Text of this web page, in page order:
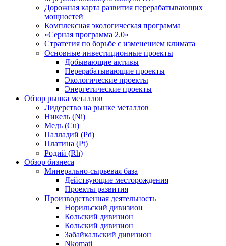
Дорожная карта развития перерабатывающих
мощностей
Комплексная экологическая программа
«Серная программа 2.0»
Стратегия по борьбе с изменением климата
Основные инвестиционные проекты
Добывающие активы
Перерабатывающие проекты
Экологические проекты
Энергетические проекты
Обзор рынка металлов
Лидерство на рынке металлов
Никель (Ni)
Медь (Cu)
Палладий (Pd)
Платина (Pt)
Родий (Rh)
Обзор бизнеса
Минерально-сырьевая база
Действующие месторождения
Проекты развития
Производственная деятельность
Норильский дивизион
Кольский дивизион
Кольский дивизион
Забайкальский дивизион
Nkomati